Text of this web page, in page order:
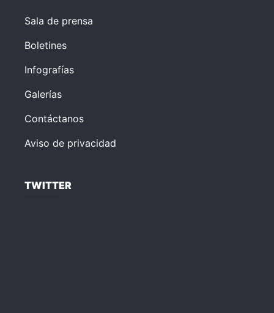
Sala de prensa
Boletines
Infografías
Galerías
Contáctanos
Aviso de privacidad
TWITTER